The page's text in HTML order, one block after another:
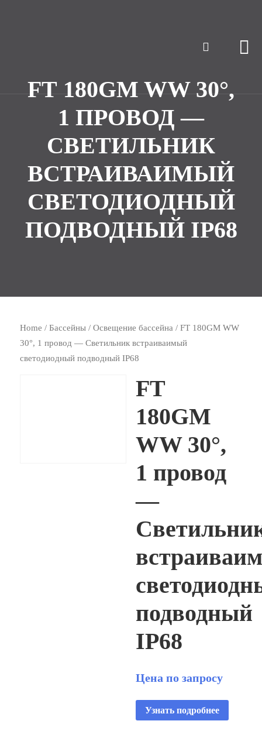
FТ 180GM WW 30°,
1 ПРОВОД —
СВЕТИЛЬНИК
ВСТРАИВАИМЫЙ
СВЕТОДИОДНЫЙ
ПОДВОДНЫЙ IP68
Home /Бассейны /Освещение бассейна / FТ 180GM WW
30°, 1 провод — Светильник встраиваимый
светодиодный подводный IP68
FТ
180GM
WW 30°,
1 провод
—
подводный
IP68
Цена по запросу
Узнать подробнее